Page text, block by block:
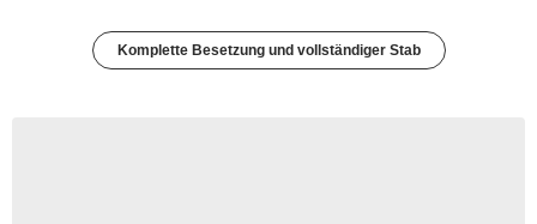
Komplette Besetzung und vollständiger Stab